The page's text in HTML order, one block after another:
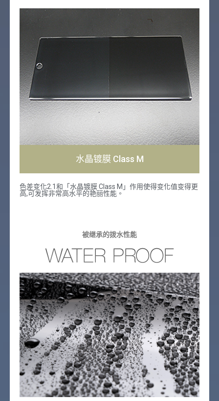
水晶镀膜 Class M
色差变化2.1和「水晶镀膜 Class M」作用使得变化值变得更
高,可发挥非常高水平的艳丽性能。
被继承的拨水性能